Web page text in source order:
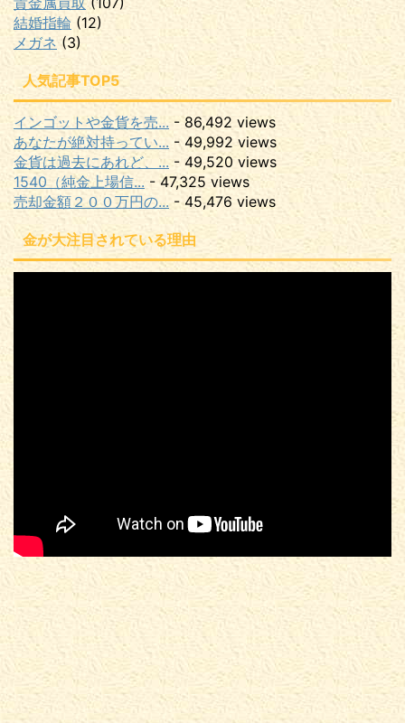
結婚指輪 (12)
メガネ (3)
人気記事TOP5
インゴットや金貨を売... - 86,492 views
あなたが絶対持ってい... - 49,992 views
金貨は過去にあれど、... - 49,520 views
1540（純金上場信... - 47,325 views
売却金額２００万円の... - 45,476 views
金が大注目されている理由